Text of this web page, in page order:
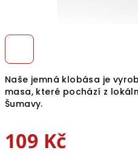
Naše jemná klobása je
masa, které pochází z
Šumavy.
109 Kč